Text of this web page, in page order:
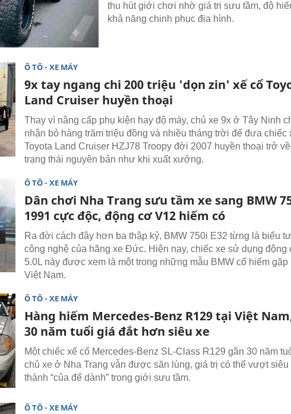
thu hút giới chơi nhờ giá trị sưu tầm, độ
khả năng chinh phục địa hình.
Ô TÔ - XE MÁY
9x tay ngang chi 200 triệu 'dọn zin' xế cổ
Land Cruiser huyền thoại
Thay vì nâng cấp phụ kiện hay độ máy, chủ xe 9x ở Tây Ninh
nhận bỏ hàng trăm triệu đồng và nhiều tháng trời để đưa chiếc
Toyota Land Cruiser HZJ78 Troopy đời 2007 huyền thoại trở
trạng thái nguyên bản như khi xuất xưởng.
Ô TÔ - XE MÁY
Dân chơi Nha Trang sưu tầm xe sang BMW
1991 cực độc, động cơ V12 hiếm có
Ra đời cách đây hơn ba thập kỷ, BMW 750i E32 từng là biểu
công nghệ của hãng xe Đức. Hiện nay, chiếc xe sử dụng động
5.0L này được xem là một trong những mẫu BMW cổ hiếm gặp
Việt Nam.
Ô TÔ - XE MÁY
Hàng hiếm Mercedes-Benz R129 tại Việt
30 năm tuổi giá đắt hơn siêu xe
Một chiếc xế cổ Mercedes-Benz SL-Class R129 gần 30 năm
chủ xe ở Nha Trang vẫn được săn lùng, giá trị có thể vượt siêu
thành “của để dành” trong giới sưu tầm.
Ô TÔ - XE MÁY